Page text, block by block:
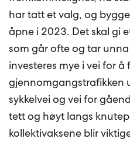
har tatt et valg, og
åpne i 2023. Det skal gi
som går ofte og tar
investeres mye i vei for å
gjennomgangstrafikken
sykkelvei og vei for
tett og høyt langs
kollektivaksene blir